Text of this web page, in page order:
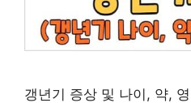
갱년기 증상 및 나이, 약,